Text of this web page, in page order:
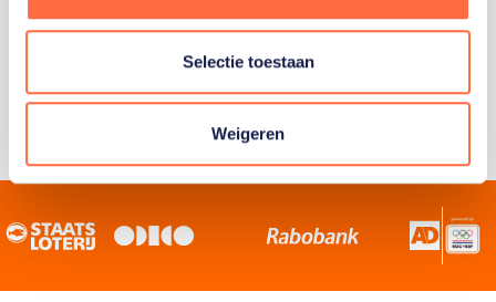
Selectie toestaan
Weigeren